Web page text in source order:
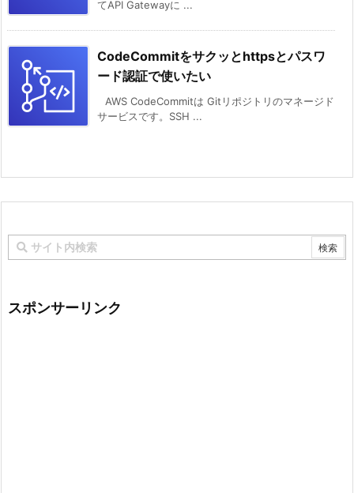
てAPI Gatewayに ...
CodeCommitをサクッとhttpsとパスワ
ード認証で使いたい
AWS CodeCommitは Gitリポジトリのマネージド
サービスです。SSH ...
スポンサーリンク